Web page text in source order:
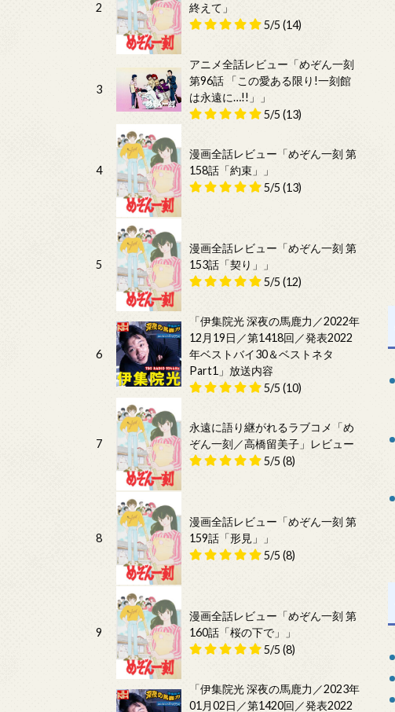
2
終えて」
5/5 (14)
3
アニメ全話レビュー「めぞん一刻
第96話 「この愛ある限り!一刻館
は永遠に…!!」」
5/5 (13)
4
漫画全話レビュー「めぞん一刻 第
158話「約束」」
5/5 (13)
5
漫画全話レビュー「めぞん一刻 第
153話「契り」」
5/5 (12)
6
「伊集院光 深夜の馬鹿力／2022年
12月19日／第1418回／発表2022
年ベストバイ30＆ベストネタ
Part1」放送内容
5/5 (10)
7
永遠に語り継がれるラブコメ「め
ぞん一刻／高橋留美子」レビュー
5/5 (8)
8
漫画全話レビュー「めぞん一刻 第
159話「形見」」
5/5 (8)
9
漫画全話レビュー「めぞん一刻 第
160話「桜の下で」」
5/5 (8)
「伊集院光 深夜の馬鹿力／2023年
01月02日／第1420回／発表2022